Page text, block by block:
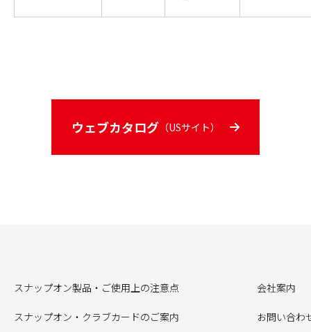
ウェブカタログ （USサイト）
スナップオン製品・ご使用上の注意点
スナップオン・クラブカードのご案内
会社案内
お問い合わ